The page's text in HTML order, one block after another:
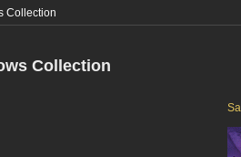
Collection
Collection